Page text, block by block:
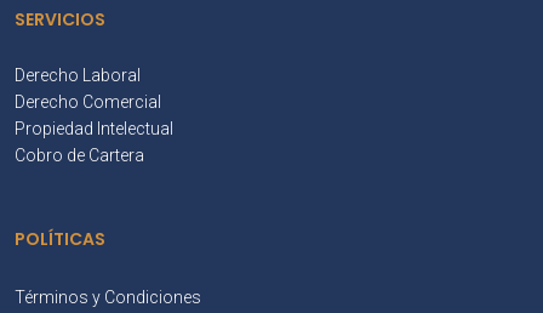
SERVICIOS
Derecho Laboral
Derecho Comercial
Propiedad Intelectual
Cobro de Cartera
POLÍTICAS
Términos y Condiciones